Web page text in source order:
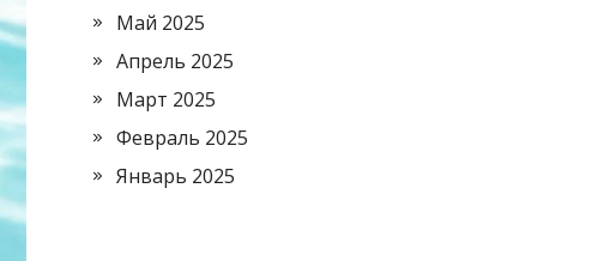
Май 2025
Апрель 2025
Март 2025
Февраль 2025
Январь 2025